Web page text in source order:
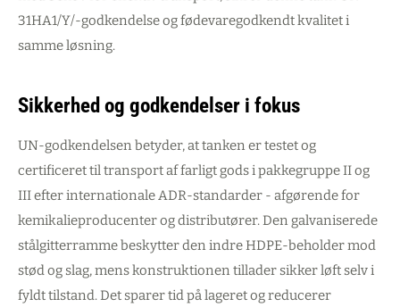
31HA1/Y/-godkendelse og fødevaregodkendt kvalitet i
samme løsning.
Sikkerhed og godkendelser i fokus
UN-godkendelsen betyder, at tanken er testet og
certificeret til transport af farligt gods i pakkegruppe II og
III efter internationale ADR-standarder - afgørende for
kemikalieproducenter og distributører. Den galvaniserede
stålgitterramme beskytter den indre HDPE-beholder mod
stød og slag, mens konstruktionen tillader sikker løft selv i
fyldt tilstand. Det sparer tid på lageret og reducerer